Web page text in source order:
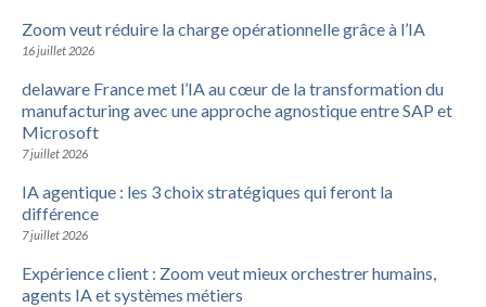
Zoom veut réduire la charge opérationnelle grâce à l’IA
16 juillet 2026
delaware France met l’IA au cœur de la transformation du
manufacturing avec une approche agnostique entre SAP et
Microsoft
7 juillet 2026
IA agentique : les 3 choix stratégiques qui feront la
différence
7 juillet 2026
Expérience client : Zoom veut mieux orchestrer humains,
agents IA et systèmes métiers